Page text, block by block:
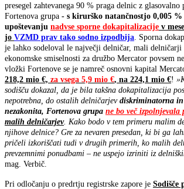
presegel zahtevanega 90 % praga delnic z
Fortenova grupa - s kirurško natančnostjo 0,005
upoštevanju nadvse sporne dokapitalizacije v
jo VZMD prav tako sodno izpodbija . Sporna
je lahko sodeloval le največji delničar, mali
ekonomske smiselnosti za družbo Mercator povsem
vložki Fortenove se je namreč osnovni kapital
218,2 mio €, za vsega 5,9 mio €, na 224,1 mio €!
sodišču dokazal, da je bila takšna dokapitalizacija
nepotrebna, do ostalih delničarjev diskriminatorna in
nezakonita, Fortenova grupa ne bo več izpolnjevala
malih delničarjev. Kako bodo v tem primeru malim
njihove delnice? Gre za nevaren presedan, ki bi ga
pričeli izkoriščati tudi v drugih primerih, ko malih
prevzemnimi ponudbami – ne uspejo izriniti iz
mag. Verbič.
Pri odločanju o predrtju registrske zapore je Sodišče